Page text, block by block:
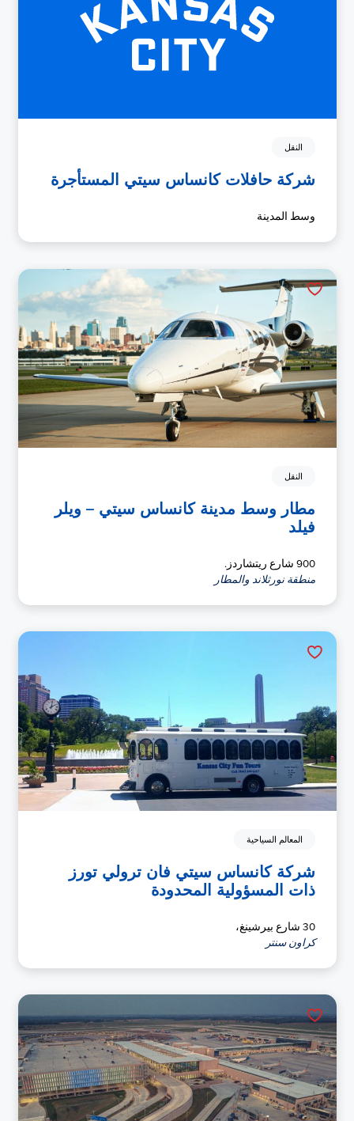
النقل
شركة حافلات كانساس سيتي المستأجرة
وسط المدينة
النقل
مطار وسط مدينة كانساس سيتي – ويلر
فيلد
900 شارع ريتشاردز.
منطقة نورثلاند والمطار
المعالم السياحية
شركة كانساس سيتي فان ترولي تورز
ذات المسؤولية المحدودة
30 شارع بيرشينغ،
كراون سنتر